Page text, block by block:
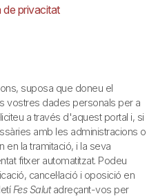
de privacitat
suposa que doneu el
vostres dades personals per a
a través d'aquest portal i, si
amb les administracions o
en la tramitació, i la seva
fitxer automatitzat. Podeu
cancel·lació i oposició en
Fes Salutadreçant-vos per